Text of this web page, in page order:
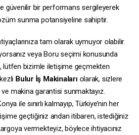
güvenilir bir performans sergileyerek
sunma potansiyeline sahiptir.
tam olarak uymuyor olabilir.
veya Boru seçimi konusunda
lütfen bizimle iletişime geçmekten
Bulur İş Makinalarıolarak, sizlere
makina garantisi sunmaktayız.
ile sınırlı kalmayıp, Türkiye’nin her
geçtiğiniz andan itibaren, istediğiniz
vermekteyiz, böylece ihtiyacınız